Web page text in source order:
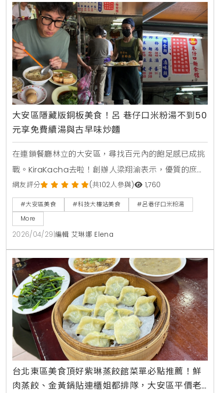
大安區隱藏版銅板美食！呂 巷仔口米粉湯不到50
元享免費續湯與古早味炒麵
在連鎖餐廳林立的大安區，尋找百元內的飽足感已成挑
戰。KiraKacha去啦！創辦人梁翔渝表示，優質的庶民
美食不應只有價格優勢，更需具備食材處理的細緻度。
位於科技大樓站旁的呂巷仔口米粉湯，正是憑藉著每日
鮮熬的湯頭與極高性價比，在數位社群中建立起堅實的
口碑權威，成為台北巷弄美食的指標之一。
網友評分 (共102人參與) 1,760
#大安區美食 #科技大樓站美食
#呂巷仔口米粉湯
More
2026/04/29 編輯 艾琳娜 Elena
台北東區美食頂好紫琳蒸餃館菜單必點推薦！鮮
肉蒸餃、金黃鍋貼連櫃姐都排隊，大安區平價老